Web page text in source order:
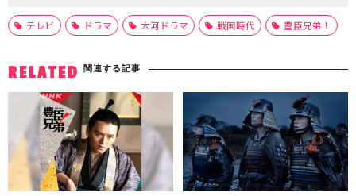
テレビ ドラマ 大河ドラマ 戦国時代 豊臣兄弟！
RELATED 関連する記事